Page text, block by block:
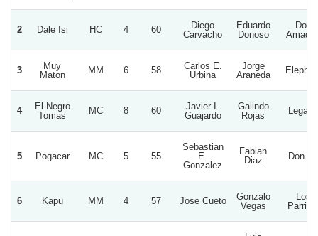
2 Dale Isi HC 4 60
Diego
Carvacho
Eduardo
Donoso
Don
3
Muy
Maton
MM 6 58
Carlos E.
Urbina
Jorge
Araneda
4
El Negro
Tomas
MC 8 60
Javier I.
Guajardo
Galindo
Rojas
Legacy
5 Pogacar MC 5 55
Sebastian
E.
Gonzalez
Fabian
Diaz
Don Gil
6 Kapu MM 4 57 Jose Cueto
Gonzalo
Vegas
Los